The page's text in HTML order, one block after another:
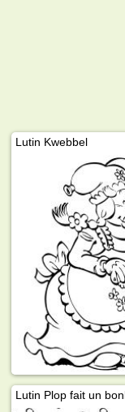
Lutin Kwebbel